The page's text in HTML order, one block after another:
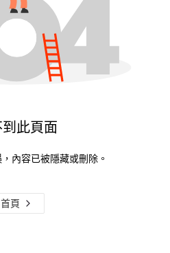
此頁面
內容已被隱藏或刪除。
首頁